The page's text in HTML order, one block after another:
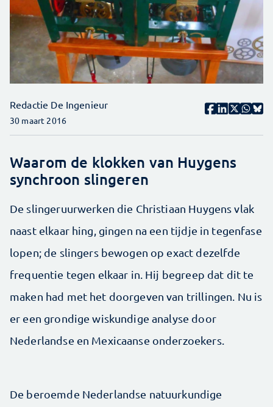
Redactie De Ingenieur
30 maart 2016
Waarom de klokken van Huygens
synchroon slingeren
De slingeruurwerken die Christiaan Huygens vlak
naast elkaar hing, gingen na een tijdje in tegenfase
lopen; de slingers bewogen op exact dezelfde
frequentie tegen elkaar in. Hij begreep dat dit te
maken had met het doorgeven van trillingen. Nu is
er een grondige wiskundige analyse door
Nederlandse en Mexicaanse onderzoekers.
De beroemde Nederlandse natuurkundige